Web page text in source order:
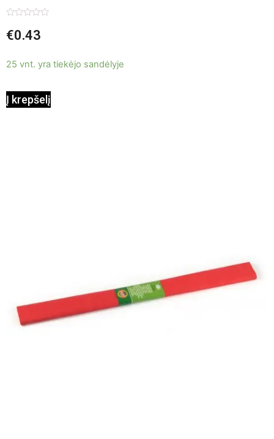
0
iš
€0.43
25 vnt. yra tiekėjo sandėlyje
Į krepšelį